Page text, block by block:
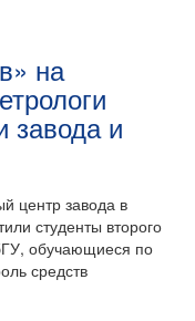
на
завода и
центр завода в
студенты второго
обучающиеся по
средств